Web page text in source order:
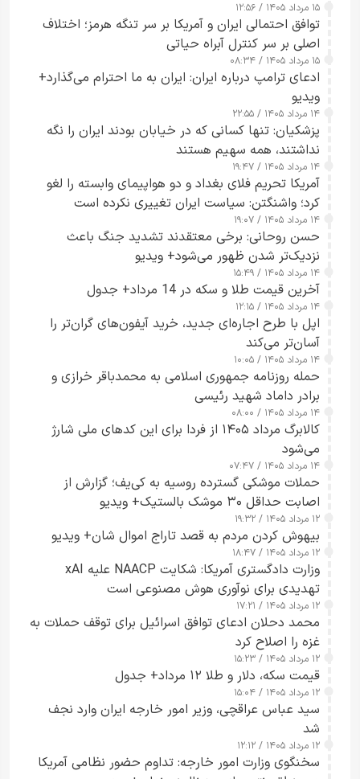
۱۵ مرداد ۱۴۰۵ / ۱۲:۵۶
توافق احتمالی ایران و آمریکا بر سر تنگه هرمز؛ اختلاف
اصلی بر سر کنترل آبراه حیاتی
۱۵ مرداد ۱۴۰۵ / ۰۸:۳۴
ادعای ترامپ درباره ایران: ایران به ما احترام می‌گذارد+
ویدیو
۱۴ مرداد ۱۴۰۵ / ۲۲:۵۵
پزشکیان: تنها کسانی که در خیابان بودند ایران را نگه
نداشتند، همه سهیم هستند
۱۴ مرداد ۱۴۰۵ / ۱۹:۴۷
آمریکا تحریم فلای بغداد و دو هواپیمای وابسته را لغو
کرد؛ واشنگتن: سیاست ایران تغییری نکرده است
۱۴ مرداد ۱۴۰۵ / ۱۹:۰۷
حسن روحانی: برخی معتقدند تشدید جنگ باعث
نزدیک‌تر شدن ظهور می‌شود+ ویدیو
۱۴ مرداد ۱۴۰۵ / ۱۵:۴۹
آخرین قیمت طلا و سکه در 14 مرداد+ جدول
۱۴ مرداد ۱۴۰۵ / ۱۲:۱۵
اپل با طرح اجاره‌ای جدید، خرید آیفون‌های گران‌تر را
آسان‌تر می‌کند
۱۴ مرداد ۱۴۰۵ / ۱۰:۰۵
حمله روزنامه جمهوری اسلامی به محمدباقر خرازی و
برادر داماد شهید رئیسی
۱۴ مرداد ۱۴۰۵ / ۰۸:۰۰
کالابرگ مرداد ۱۴۰۵ از فردا برای این کدهای ملی شارژ
می‌شود
۱۴ مرداد ۱۴۰۵ / ۰۷:۴۷
حملات موشکی گسترده روسیه به کی‌یف؛ گزارش از
اصابت حداقل ۳۰ موشک بالستیک+ ویدیو
۱۲ مرداد ۱۴۰۵ / ۱۹:۳۲
بیهوش کردن مردم به قصد تاراج اموال شان+ ویدیو
۱۲ مرداد ۱۴۰۵ / ۱۸:۴۷
وزارت دادگستری آمریکا: شکایت NAACP علیه xAI
تهدیدی برای نوآوری هوش مصنوعی است
۱۲ مرداد ۱۴۰۵ / ۱۷:۲۱
محمد دحلان ادعای توافق اسرائیل برای توقف حملات به
غزه را اصلاح کرد
۱۲ مرداد ۱۴۰۵ / ۱۵:۲۳
قیمت سکه، دلار و طلا ۱۲ مرداد+ جدول
۱۲ مرداد ۱۴۰۵ / ۱۵:۰۴
سید عباس عراقچی، وزیر امور خارجه ایران وارد نجف
شد
۱۲ مرداد ۱۴۰۵ / ۱۲:۱۲
سخنگوی وزارت امور خارجه: تداوم حضور نظامی آمریکا